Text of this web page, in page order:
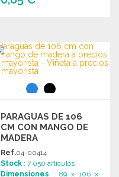
Solicitar un presupuesto
PARAGUAS DE 106
CM CON MANGO DE
MADERA
Ref.04-00414
Stock : 7 050 artículos
Dimensiones : 89 x 106 x